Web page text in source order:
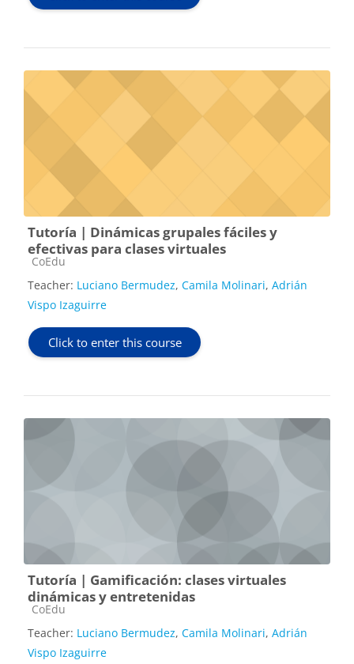
Tutoría | Dinámicas grupales fáciles y
efectivas para clases virtuales
Course category
CoEdu
Teacher: Luciano Bermudez, Camila Molinari, Adrián
Vispo Izaguirre
Click to enter this course
Tutoría | Gamificación: clases virtuales
dinámicas y entretenidas
Course category
CoEdu
Teacher: Luciano Bermudez, Camila Molinari, Adrián
Vispo Izaguirre